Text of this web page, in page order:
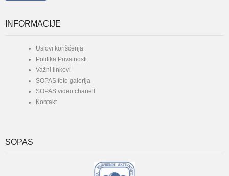
INFORMACIJE
Uslovi korišćenja
Politika Privatnosti
Važni linkovi
SOPAS foto galerija
SOPAS video chanell
Kontakt
SOPAS